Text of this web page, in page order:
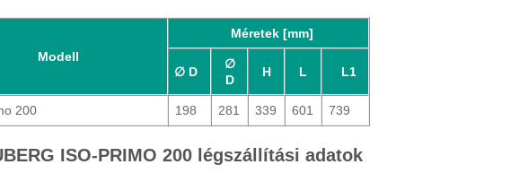
Modell
Méretek [mm]
∅ D
∅
D
H L L1
200 198 281 339 601 739
ISO-PRIMO 200 légszállítási adatok